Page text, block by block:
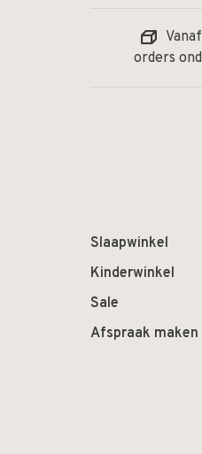
orders
Slaapwinkel
Kinderwinkel
Sale
Afspraak maken